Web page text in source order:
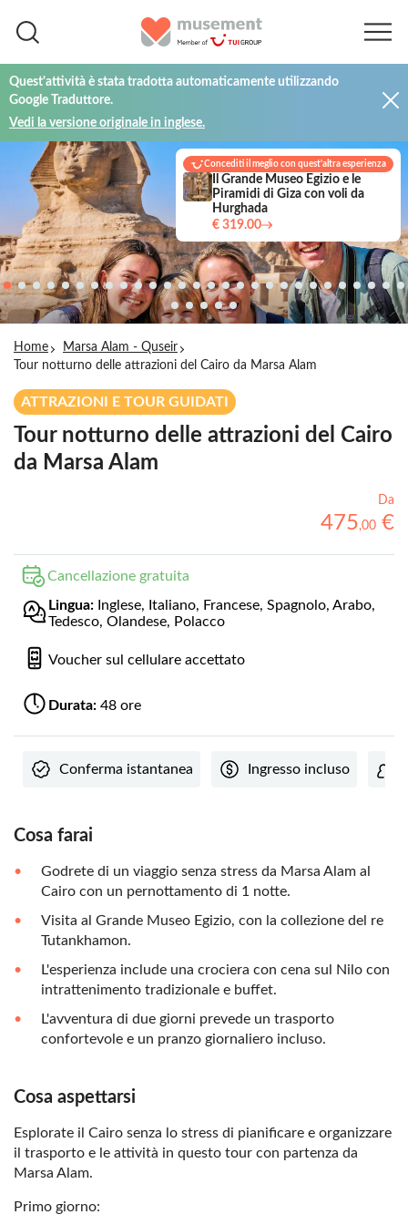
Quest'attività è stata tradotta automaticamente utilizzando
Google Traduttore.
Vedi la versione originale in inglese.
Concediti il meglio con quest'altra esperienza
Il Grande Museo Egizio e le
Piramidi di Giza con voli da
Hurghada
€ 319.00
Home
Marsa Alam - Quseir
Tour notturno delle attrazioni del Cairo da Marsa Alam
ATTRAZIONI E TOUR GUIDATI
Tour notturno delle attrazioni del Cairo
da Marsa Alam
Da
475,00 €
Cancellazione gratuita
Lingua: Inglese, Italiano, Francese, Spagnolo, Arabo,
Tedesco, Olandese, Polacco
Voucher sul cellulare accettato
Durata: 48 ore
Conferma istantanea Ingresso incluso
Cosa farai
Godrete di un viaggio senza stress da Marsa Alam al
Cairo con un pernottamento di 1 notte.
Visita al Grande Museo Egizio, con la collezione del re
Tutankhamon.
L'esperienza include una crociera con cena sul Nilo con
intrattenimento tradizionale e buffet.
L'avventura di due giorni prevede un trasporto
confortevole e un pranzo giornaliero incluso.
Cosa aspettarsi
Esplorate il Cairo senza lo stress di pianificare e organizzare
il trasporto e le attività in questo tour con partenza da
Marsa Alam.
Primo giorno: